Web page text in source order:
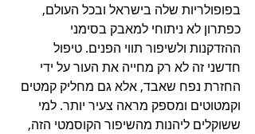
בפופולריות שלה בישראל ובכל העולם,
כפתרון לא ניתוחי למאבק בסימני
ההזדקנות ולשיפור תווי הפנים. טיפול
חדשני זה לא רק מחייה את העור על ידי
החזרת נפח שאבד, אלא גם מחליק קמטים
וקמטוטים ומספק מראה צעיר יותר. למי
ששוקלים ליהנות מהשיפור הקוסמטי הזה,